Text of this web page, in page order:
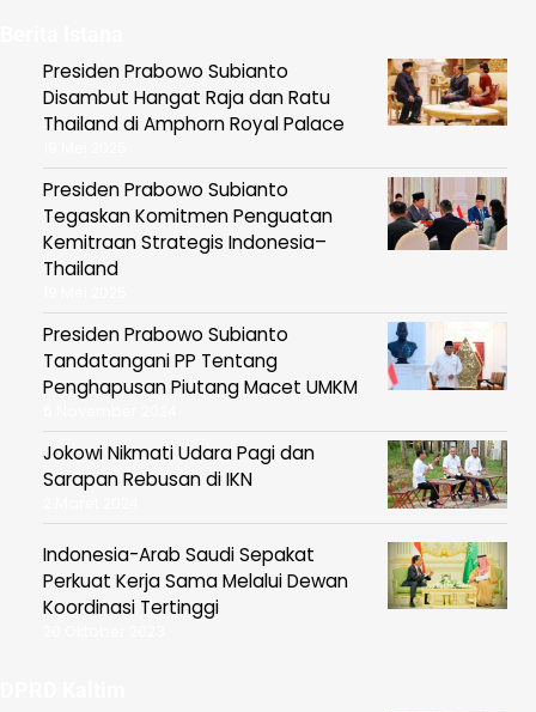
Presiden Prabowo Subianto
Disambut Hangat Raja dan Ratu
Thailand di Amphorn Royal Palace
Presiden Prabowo Subianto
Tegaskan Komitmen Penguatan
Kemitraan Strategis Indonesia–
Thailand
Presiden Prabowo Subianto
Tandatangani PP Tentang
Penghapusan Piutang Macet UMKM
Jokowi Nikmati Udara Pagi dan
Sarapan Rebusan di IKN
Indonesia-Arab Saudi Sepakat
Perkuat Kerja Sama Melalui Dewan
Koordinasi Tertinggi